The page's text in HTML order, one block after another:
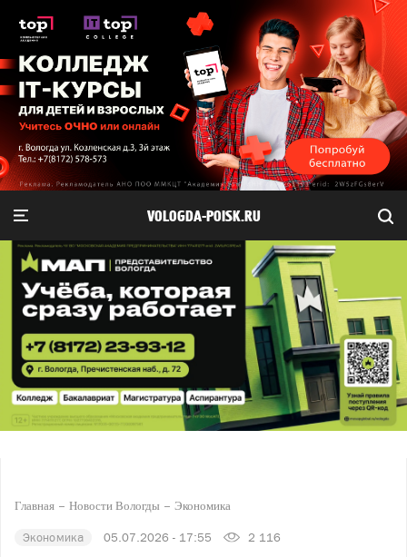
VOLOGDA-POISK.RU
Главная Новости Вологды Экономика
Экономика 05.07.2026 - 17:55 2 116